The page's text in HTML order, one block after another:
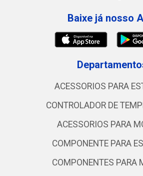
Baixe já nosso
ACESSORIOS PARA
CONTROLADOR DE
ACESSORIOS PARA
COMPONENTE PARA
COMPONENTES PARA